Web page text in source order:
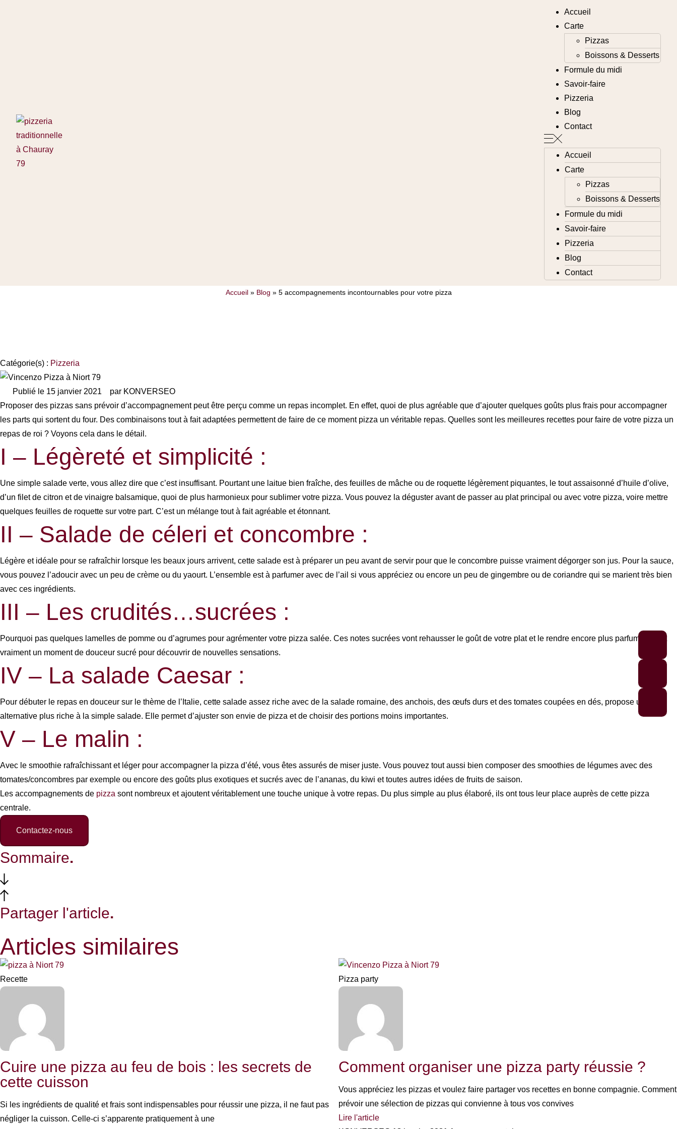
Accueil
Carte
Pizzas
Boissons & Desserts
Formule du midi
Savoir-faire
Pizzeria
Blog
Contact
Accueil
Carte
Pizzas
Boissons & Desserts
Formule du midi
Savoir-faire
Pizzeria
Blog
Contact
Accueil » Blog » 5 accompagnements incontournables pour votre pizza
Catégorie(s) : Pizzeria
Publié le 15 janvier 2021 par KONVERSEO
Proposer des pizzas sans prévoir d’accompagnement peut être perçu comme un repas incomplet. En effet, quoi de plus agréable que d’ajouter quelques goûts plus frais pour accompagner
les parts qui sortent du four. Des combinaisons tout à fait adaptées permettent de faire de ce moment pizza un véritable repas. Quelles sont les meilleures recettes pour faire de votre pizza un
repas de roi ? Voyons cela dans le détail.
I – Légèreté et simplicité :
Une simple salade verte, vous allez dire que c’est insuffisant. Pourtant une laitue bien fraîche, des feuilles de mâche ou de roquette légèrement piquantes, le tout assaisonné d’huile d’olive,
d’un filet de citron et de vinaigre balsamique, quoi de plus harmonieux pour sublimer votre pizza. Vous pouvez la déguster avant de passer au plat principal ou avec votre pizza, voire mettre
quelques feuilles de roquette sur votre part. C’est un mélange tout à fait agréable et étonnant.
II – Salade de céleri et concombre :
Légère et idéale pour se rafraîchir lorsque les beaux jours arrivent, cette salade est à préparer un peu avant de servir pour que le concombre puisse vraiment dégorger son jus. Pour la sauce,
vous pouvez l’adoucir avec un peu de crème ou du yaourt. L’ensemble est à parfumer avec de l’ail si vous appréciez ou encore un peu de gingembre ou de coriandre qui se marient très bien
avec ces ingrédients.
III – Les crudités…sucrées :
Pourquoi pas quelques lamelles de pomme ou d’agrumes pour agrémenter votre pizza salée. Ces notes sucrées vont rehausser le goût de votre plat et le rendre encore plus parfumé. C’est
vraiment un moment de douceur sucré pour découvrir de nouvelles sensations.
IV – La salade Caesar :
Pour débuter le repas en douceur sur le thème de l’Italie, cette salade assez riche avec de la salade romaine, des anchois, des œufs durs et des tomates coupées en dés, propose une
alternative plus riche à la simple salade. Elle permet d’ajuster son envie de pizza et de choisir des portions moins importantes.
V – Le malin :
Avec le smoothie rafraîchissant et léger pour accompagner la pizza d’été, vous êtes assurés de miser juste. Vous pouvez tout aussi bien composer des smoothies de légumes avec des
tomates/concombres par exemple ou encore des goûts plus exotiques et sucrés avec de l’ananas, du kiwi et toutes autres idées de fruits de saison.
Les accompagnements de pizza sont nombreux et ajoutent véritablement une touche unique à votre repas. Du plus simple au plus élaboré, ils ont tous leur place auprès de cette pizza
centrale.
Contactez-nous
Sommaire.
Partager l'article.
Articles similaires
Recette
Cuire une pizza au feu de bois : les secrets de
cette cuisson
Si les ingrédients de qualité et frais sont indispensables pour réussir une pizza, il ne faut pas
négliger la cuisson. Celle-ci s’apparente pratiquement à une
Pizza party
Comment organiser une pizza party réussie ?
Vous appréciez les pizzas et voulez faire partager vos recettes en bonne compagnie. Comment
prévoir une sélection de pizzas qui convienne à tous vos convives
Lire l'article